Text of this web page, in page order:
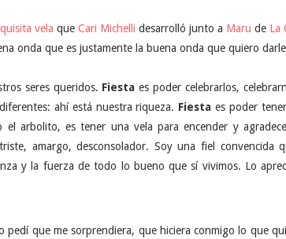
vela que Cari Michelli desarrolló junto a Maru de La
onda que es justamente la buena onda que quiero
seres queridos. Fiesta es poder celebrarlos,
ahí está nuestra riqueza. Fiesta es poder
el arbolito, es tener una vela para encender y
amargo, desconsolador. Soy una fiel convencida
y la fuerza de todo lo bueno que sí vivimos. Lo
pedí que me sorprendiera, que hiciera conmigo lo que